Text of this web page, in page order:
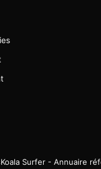
Koala Surfer - Annuaire